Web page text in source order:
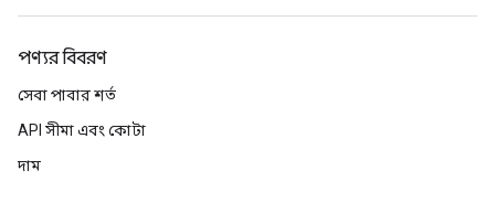
পণ্যর বিবরণ
সেবা পাবার শর্ত
API সীমা এবং কোটা
দাম